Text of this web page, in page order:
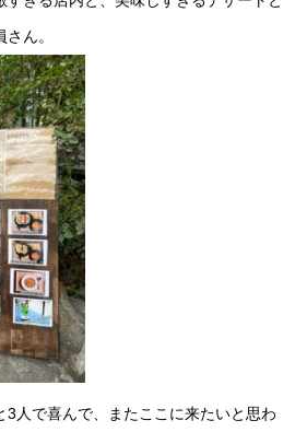
ん。
3人で喜んで、またここに来たいと思わ